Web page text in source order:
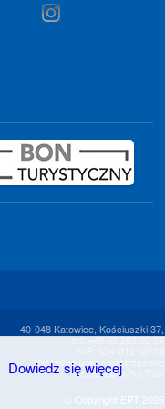
40-048 Katowice, Kościuszki 37,
tel: +48 32 253 02 07
Wszelkie prawa zastrzeżone
przez Euro Pol Tour
© Copyright EPT 2026
Dowiedz się więcej